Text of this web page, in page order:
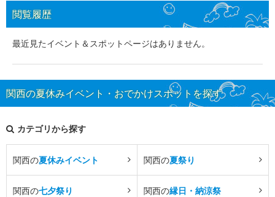
閲覧履歴
最近見たイベント＆スポットページはありません。
関西の夏休みイベント・おでかけスポットを探す
カテゴリから探す
関西の夏休みイベント 関西の夏祭り
関西の七夕祭り 関西の縁日・納涼祭